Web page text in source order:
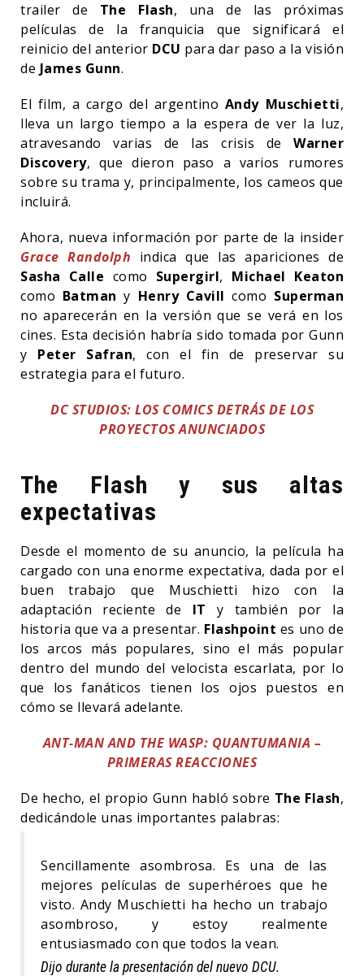
trailer de The Flash, una de las próximas
películas de la franquicia que significará el
reinicio del anterior DCU para dar paso a la visión
de James Gunn.
El film, a cargo del argentino Andy Muschietti,
lleva un largo tiempo a la espera de ver la luz,
atravesando varias de las crisis de Warner
Discovery, que dieron paso a varios rumores
sobre su trama y, principalmente, los cameos que
incluirá.
Ahora, nueva información por parte de la insider
Grace Randolph indica que las apariciones de
Sasha Calle como Supergirl, Michael Keaton
como Batmany Henry Cavill como Superman
no aparecerán en la versión que se verá en los
cines. Esta decisión habría sido tomada por Gunn
y Peter Safran, con el fin de preservar su
estrategia para el futuro.
DC STUDIOS: LOS COMICS DETRÁS DE LOS
PROYECTOS ANUNCIADOS
The Flash y sus altas
expectativas
Desde el momento de su anuncio, la película ha
cargado con una enorme expectativa, dada por el
buen trabajo que Muschietti hizo con la
adaptación reciente de IT y también por la
historia que va a presentar. Flashpoint es uno de
los arcos más populares, sino el más popular
dentro del mundo del velocista escarlata, por lo
que los fanáticos tienen los ojos puestos en
cómo se llevará adelante.
ANT-MAN AND THE WASP: QUANTUMANIA –
PRIMERAS REACCIONES
De hecho, el propio Gunn habló sobre The Flash,
dedicándole unas importantes palabras:
Sencillamente asombrosa. Es una de las
mejores películas de superhéroes que he
visto. Andy Muschietti ha hecho un trabajo
asombroso, y estoy realmente
entusiasmado con que todos la vean.
Dijo durante la presentación del nuevo DCU.